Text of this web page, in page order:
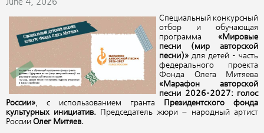
June 4, 2026
Специальный конкурсный
отбор и обучающая
программа «Мировые
песни (мир авторской
песни)» для детей - часть
федерального проекта
Фонда Олега Митяева
«Марафон авторской
песни 2026-2027: голос
России», с использованием гранта
Президентского фонда
культурных инициатив.Председатель жюри – народный артист
России Олег Митяев.